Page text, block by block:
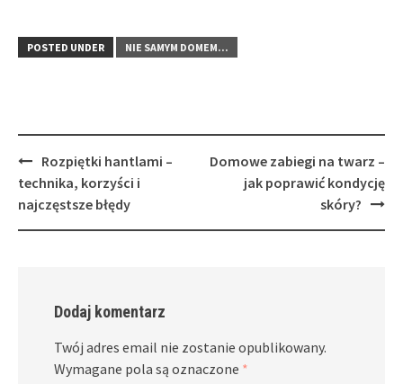
POSTED UNDER NIE SAMYM DOMEM...
Post
navigation
Rozpiętki hantlami –
technika, korzyści i
najczęstsze błędy
Domowe zabiegi na twarz –
jak poprawić kondycję
skóry?
Dodaj komentarz
Twój adres email nie zostanie opublikowany.
Wymagane pola są oznaczone *